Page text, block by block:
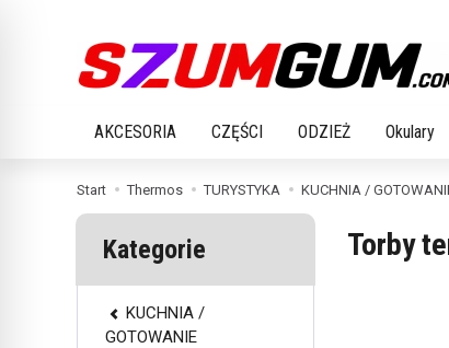
AKCESORIA CZĘŚCI ODZIEŻ Okulary
Start Thermos TURYSTYKA KUCHNIA /
Torby
Kategorie
KUCHNIA /
GOTOWANIE